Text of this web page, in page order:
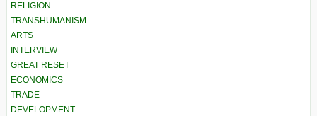
RELIGION
TRANSHUMANISM
ARTS
INTERVIEW
GREAT RESET
ECONOMICS
TRADE
DEVELOPMENT